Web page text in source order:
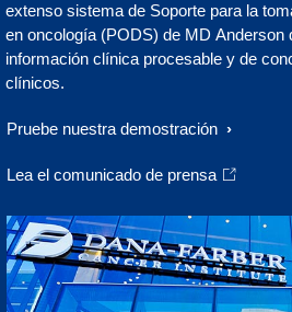
extenso sistema de Soporte para la
en oncología (PODS) de MD Anderson
información clínica procesable y de
clínicos.
Pruebe nuestra demostración
Lea el comunicado de prensa